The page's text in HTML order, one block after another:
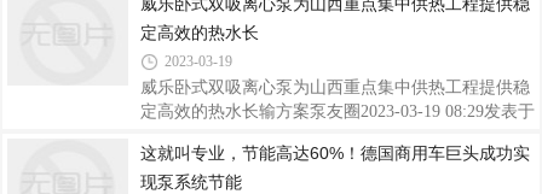
总裁贺钧先生、上海凯士比泵有限公司总经理姚梦兴
先生等高层领导，各职能部门负责人，及经销商等
300余人在三亚共聚一堂，回顾2022年历程
求大、要求高。由于区域水资源空间分布不均匀、地
势高差大，节假日返乡人流大，在水量、水质、供水
保证率等方面不能满足用水需求。基于项目时间紧、
任务重、标准高的诸多要求，最终敲定采用集成泵房
的形式，以小型化集成设计、严密安防体系以及平台
高度、新速度。海德隆智慧集成泵房这一形式，相比
传统泵房，能节约1/2的建设投资成本和2/3
定高效的热水长
2023-03-19
威乐卧式双吸离心泵为山西重点集中供热工程提供稳
定高效的热水长输方案泵友圈2023-03-19 08:29发表于
Ltd.Wilo威乐水泵.威乐集团（WILO SE）是全球领先
的水泵及水泵系统提供商，成立于1872年，总部在德
这就叫专业，节能高达60%！德国商用车巨头成功实
现泵系统节能